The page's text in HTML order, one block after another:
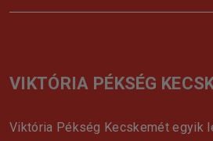
VIKTÓRIA PÉKSÉG
Viktória Pékség Kecskemét egyik